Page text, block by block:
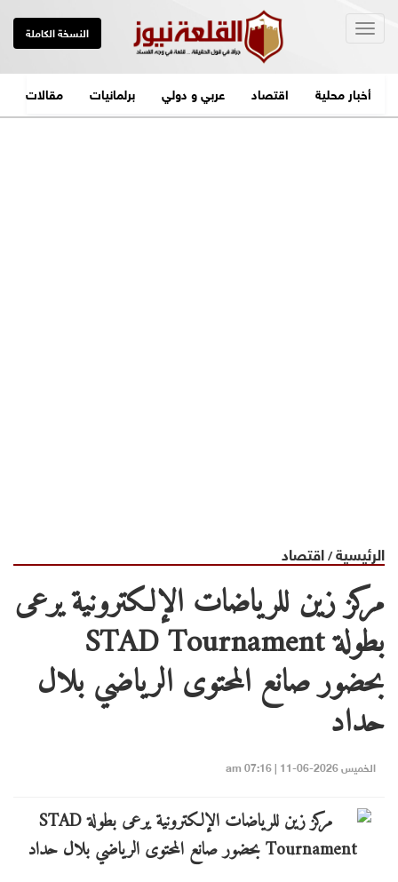
النسخة الكاملة
أخبار محلية اقتصاد عربي و دولي برلمانيات مقالات
الرئيسية/اقتصاد
مركز زين للرياضات الإلكترونية يرعى
بطولة STAD Tournament
بحضور صانع المحتوى الرياضي بلال
حداد
الخميس 2026-06-11 | 07:16 am